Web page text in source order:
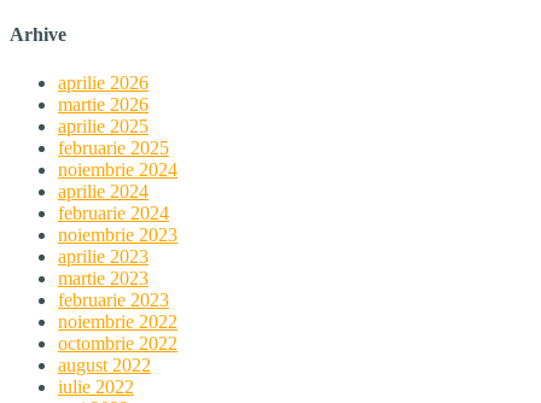
Arhive
aprilie 2026
martie 2026
aprilie 2025
februarie 2025
noiembrie 2024
aprilie 2024
februarie 2024
noiembrie 2023
aprilie 2023
martie 2023
februarie 2023
noiembrie 2022
octombrie 2022
august 2022
iulie 2022